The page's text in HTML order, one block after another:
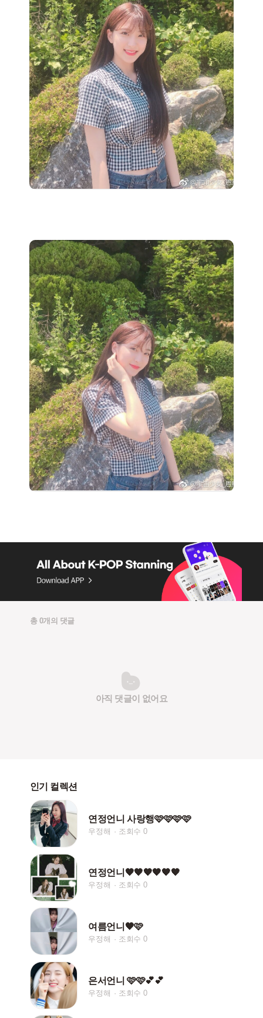
총 0개의 댓글
아직 댓글이 없어요
인기 컬렉션
연정언니 사랑행🩷🩷🩷🩷
우정해 조회수 0
연정언니🧡🧡🧡🧡🧡🧡
우정해 조회수 0
여름언니🧡🩷
우정해 조회수 0
은서언니 🩷🩷💕💕
우정해 조회수 0